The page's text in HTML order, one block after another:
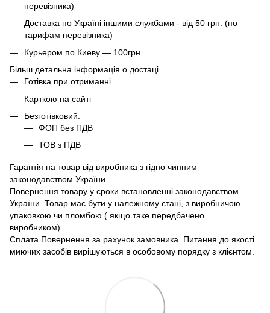
перевізника)
Доставка по Україні іншими службами - від 50 грн. (по
тарифам перевізника)
Курьером по Киеву — 100грн.
Більш детальна інформація о достаці
Готівка при отриманні
Карткою на сайті
Безготівковий:
ФОП без ПДВ
ТОВ з ПДВ
Гарантія на товар від виробника з гідно чинним
законодавством України
Повернення товару у сроки встановленні законодавством
України. Товар має бути у належному стані, з виробничою
упаковкою чи пломбою ( якщо таке передбачено
виробником).
Сплата Повернення за рахунок замовника. Питання до якості
миючих засобів вирішуються в особовому порядку з клієнтом.